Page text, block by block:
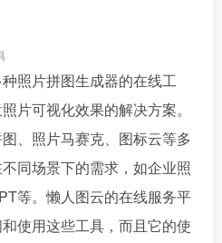
照片拼图生成器的在线工
片可视化效果的解决方案。
、照片马赛克、图标云等多
同场景下的需求，如企业照
等。懒人图云的在线服务平
使用这些工具，而且它的使